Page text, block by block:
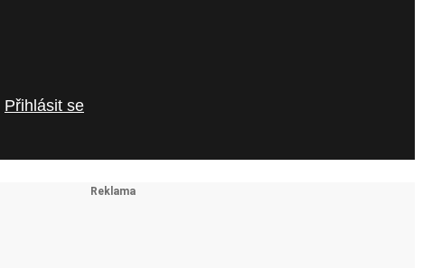
Přihlásit se